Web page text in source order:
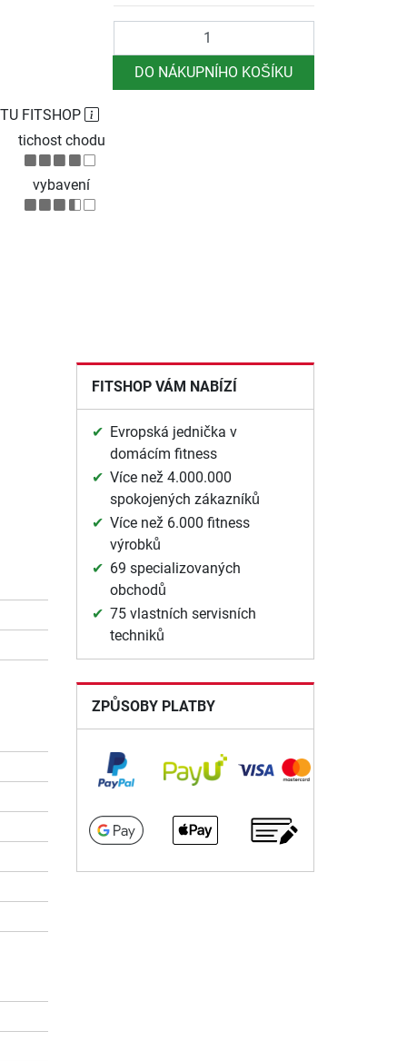
DO NÁKUPNÍHO KOŠÍKU
FITSHOP
tichost chodu
vybavení
FITSHOP VÁM NABÍZÍ
Evropská jednička v
domácím fitness
Více než 4.000.000
spokojených zákazníků
Více než 6.000 fitness
výrobků
69 specializovaných
obchodů
75 vlastních servisních
techniků
ZPŮSOBY PLATBY